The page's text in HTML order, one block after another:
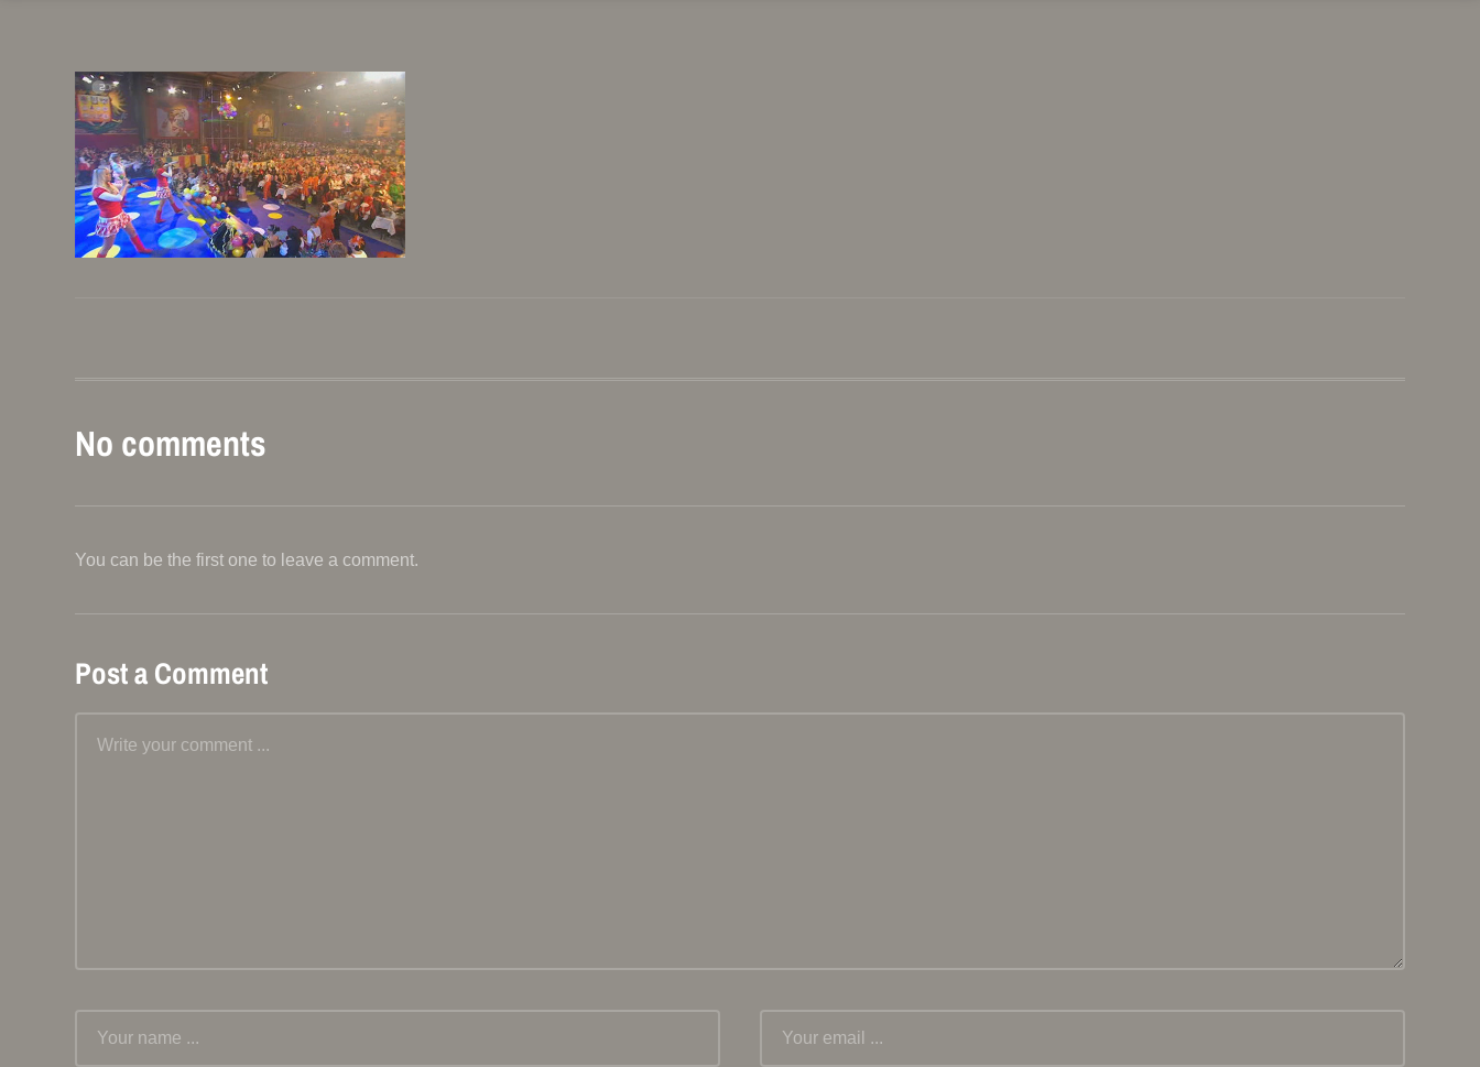
No comments
You can be the first one to leave a comment.
Post a Comment